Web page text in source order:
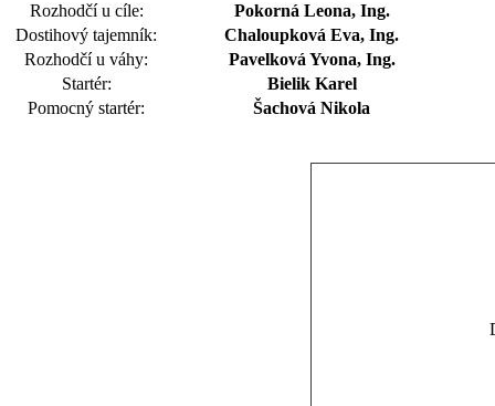
Rozhodčí u cíle:
Pokorná Leona, Ing.
Dostihový tajemník:
Chaloupková Eva, Ing.
Rozhodčí u váhy:
Pavelková Yvona, Ing.
Startér:
Bielik Karel
Pomocný startér:
Šachová Nikola